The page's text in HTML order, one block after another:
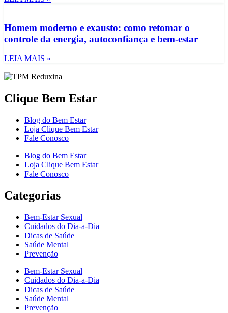
Homem moderno e exausto: como retomar o
controle da energia, autoconfiança e bem-estar
LEIA MAIS »
Clique Bem Estar
Blog do Bem Estar
Loja Clique Bem Estar
Fale Conosco
Blog do Bem Estar
Loja Clique Bem Estar
Fale Conosco
Categorias
Bem-Estar Sexual
Cuidados do Dia-a-Dia
Dicas de Saúde
Saúde Mental
Prevenção
Bem-Estar Sexual
Cuidados do Dia-a-Dia
Dicas de Saúde
Saúde Mental
Prevenção